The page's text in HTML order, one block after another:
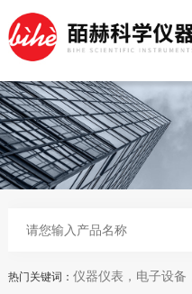
热门关键词： 仪器仪表，电子设备，机械设备，